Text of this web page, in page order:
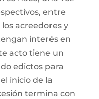
entre
acreedores y
interés en
acto tiene un
edictos para
inicio de la
termina con